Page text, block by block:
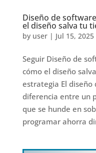
Diseño de
el diseño salva tu
by user| Jul 15, 2025
Seguir Diseño de
cómo el diseño
estrategia El
diferencia entre un
que se hunde en
programar ahorra